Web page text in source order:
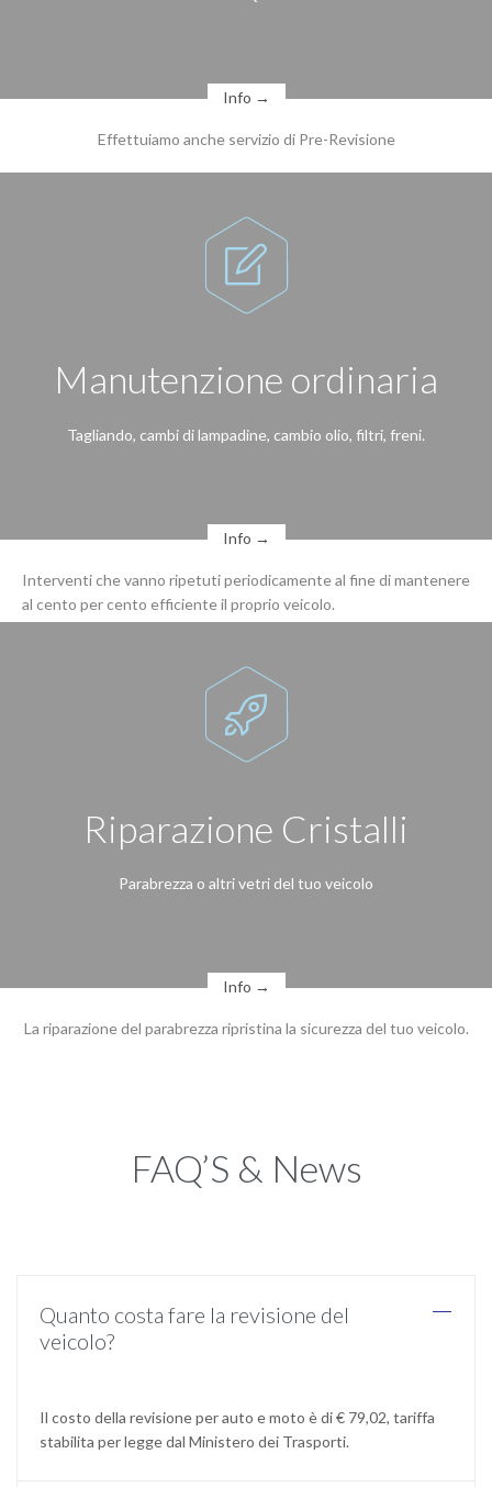
Info →
Effettuiamo anche servizio di Pre-Revisione

Manutenzione ordinaria
Tagliando, cambi di lampadine, cambio olio, filtri, freni.
Info →
Interventi che vanno ripetuti periodicamente al fine di mantenere
al cento per cento efficiente il proprio veicolo.

Riparazione Cristalli
Parabrezza o altri vetri del tuo veicolo
Info →
La riparazione del parabrezza ripristina la sicurezza del tuo veicolo.
FAQ’S & News
Quanto costa fare la revisione del
veicolo?
Il costo della revisione per auto e moto è di € 79,02, tariffa
stabilita per legge dal Ministero dei Trasporti.